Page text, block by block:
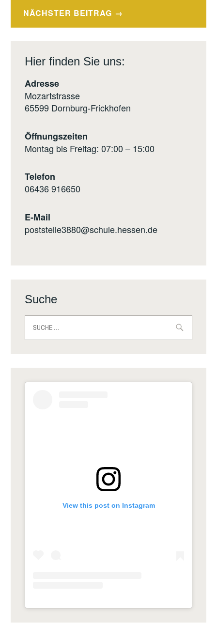
NÄCHSTER BEITRAG
Hier finden Sie uns:
Adresse
Mozartstrasse
65599 Dornburg-Frickhofen
Öffnungszeiten
Montag bis Freitag: 07:00 – 15:00
Telefon
06436 916650
E-Mail
poststelle3880@schule.hessen.de
Suche
nach:
View this post on Instagram